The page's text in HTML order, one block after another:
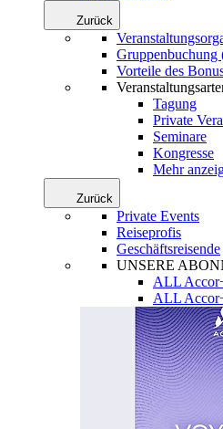
Zurück
Gruppenbuchung
Vorteile des
Tagung
Private
Seminare
Kongresse
Mehr
Zurück
Private Events
Reiseprofis
Geschäftsreisende
UNSERE
ALL
ALL